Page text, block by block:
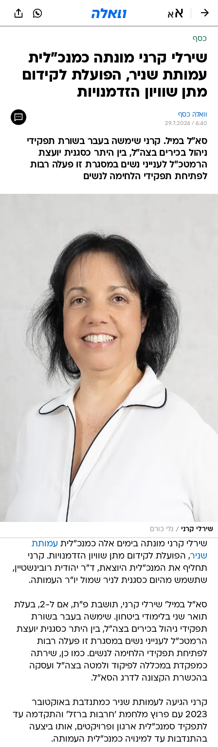
כסף
שירלי קרני מונתה כמנכ"לית
עמותת שניר, הפועלת לקידום
מתן שוויון הזדמנויות
וואלה כסף
29.7.2024 / 6:40
סא"ל במיל. קרני שימשה בעבר בשורת תפקידי
ניהול בכירים בצה"ל, בין היתר כסגנית יועצת
הרמטכ"ל לענייני נשים במסגרת זו פעלה רבות
לפתיחת תפקידי הלחימה לנשים
שירלי קרני / גלי כורם
שירלי קרני מונתה בימים אלה כמנכ"לית עמותת
שניר, הפועלת לקידום מתן שוויון הזדמנויות. קרני
תחליף את המנכ"לית היוצאת, ד"ר יהודית רובינשטיין,
שתשמש מהיום כסגנית לניר שמול יו"ר העמותה.
סא"ל במיל' שירלי קרני, תושבת פ"ת, אם ל-2, בעלת
תואר שני בלימודי ביטחון. שימשה בעבר בשורת
תפקידי ניהול בכירים בצה"ל, בין היתר כסגנית יועצת
הרמטכ"ל לענייני נשים במסגרת זו פעלה רבות
לפתיחת תפקידי הלחימה לנשים. כמו כן, שירתה
כמפקדת במכללה לפיקוד ולמטה בצה"ל ועסקה
בהכשרת הקצונה לדרג הסא"ל.
קרני הגיעה לעמותת שניר כמתנדבת באוקטובר
2023 עם פרוץ מלחמת 'חרבות ברזל' והתקדמה עד
לתפקיד סמנכ"לית ארגון ופרויקטים, אותו ביצעה
בהתנדבות עד למינויה כמנכ"לית העמותה.